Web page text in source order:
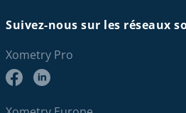
Suivez-nous sur les réseaux
Xometry Pro